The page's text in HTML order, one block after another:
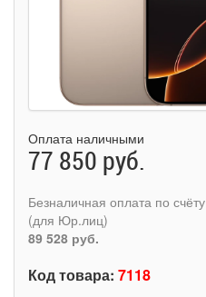
Оплата наличными
77 850 руб.
Безналичная оплата по счёту
(для Юр.лиц)
89 528 руб.
Код товара: 7118